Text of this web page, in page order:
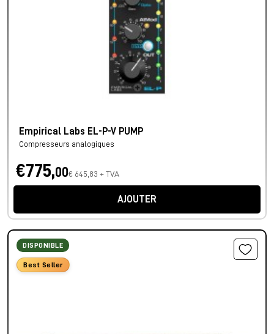
Empirical Labs EL-P-V PUMP
Compresseurs analogiques
€775,00€ 645,83 + TVA
AJOUTER
DISPONIBLE
Best Seller